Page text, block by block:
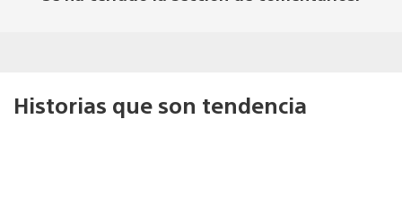
Historias que son tendencia